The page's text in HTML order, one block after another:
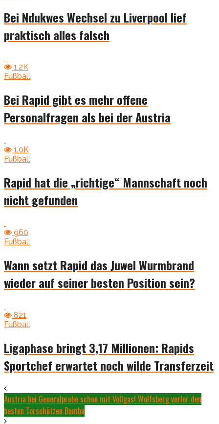
Bei Ndukwes Wechsel zu Liverpool lief
praktisch alles falsch
1.2K
Fußball
Bei Rapid gibt es mehr offene
Personalfragen als bei der Austria
1.0K
Fußball
Rapid hat die „richtige“ Mannschaft noch
nicht gefunden
960
Fußball
Wann setzt Rapid das Juwel Wurmbrand
wieder auf seiner besten Position sein?
821
Fußball
Ligaphase bringt 3,17 Millionen: Rapids
Sportchef erwartet noch wilde Transferzeit
Austria bei Generalprobe schon mit Vollgas! Wolfsberg verlor den
besten Torschützen Bamba